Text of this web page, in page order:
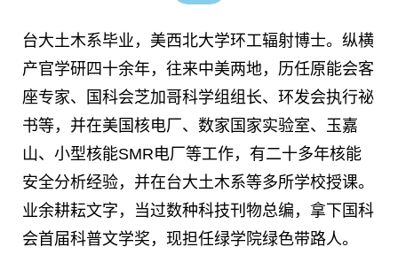
台大土木系毕业，美西北大学环工辐射博士。纵横
产官学研四十余年，往来中美两地，历任原能会客
座专家、国科会芝加哥科学组组长、环发会执行祕
书等，并在美国核电厂、数家国家实验室、玉嘉
山、小型核能SMR电厂等工作，有二十多年核能
安全分析经验，并在台大土木系等多所学校授课。
业余耕耘文字，当过数种科技刊物总编，拿下国科
会首届科普文学奖，现担任绿学院绿色带路人。